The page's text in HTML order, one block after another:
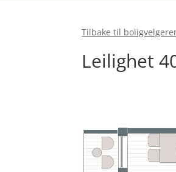
Tilbake til
Leilighet